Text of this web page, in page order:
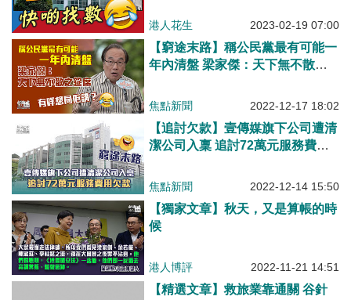
港人花生 2023-02-19 07:00
【窮途末路】稱公民黨最有可能一
年內清盤 梁家傑：天下無不散之
焦點新聞 2022-12-17 18:02
【追討欠款】壹傳媒旗下公司遭清
潔公司入稟 追討72萬元服務費用
焦點新聞 2022-12-14 15:50
【獨家文章】秋天，又是算帳的時
候
港人博評 2022-11-21 14:51
【精選文章】救旅業靠通關 谷針